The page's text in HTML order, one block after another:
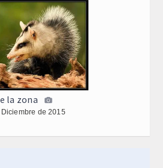
la zona
de 2015